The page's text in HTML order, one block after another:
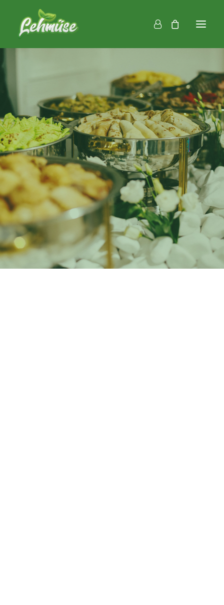
Fingerfood
Catering
Downloads
Über uns
Für Unternehmen
FAQ